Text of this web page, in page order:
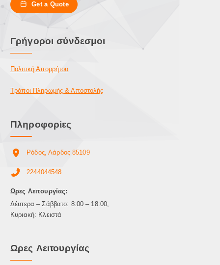
Get a Quote
Γρήγοροι σύνδεσμοι
Πολιτική Απορρήτου
Τρόποι Πληρωμής & Αποστολής
Πληροφορίες
Ρόδος, Λάρδος 85109
2244044548
Ωρες Λειτουργίας:
Δέυτερα – Σάββατο: 8:00 – 18:00,
Κυριακή: Κλειστά
Ωρες Λειτουργίας